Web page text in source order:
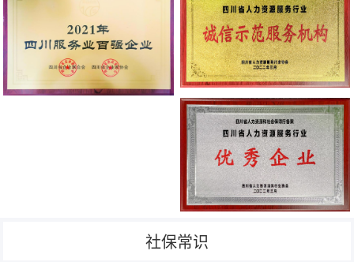
社保常识